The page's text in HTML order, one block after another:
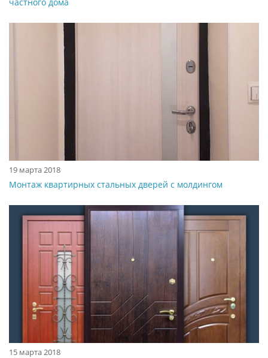
частного дома
19 марта 2018
Монтаж квартирных стальных дверей с молдингом
15 марта 2018